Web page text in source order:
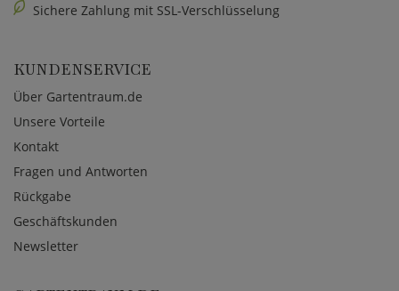
Sichere Zahlung mit SSL-Verschlüsselung
KUNDENSERVICE
Über Gartentraum.de
Unsere Vorteile
Kontakt
Fragen und Antworten
Rückgabe
Geschäftskunden
Newsletter